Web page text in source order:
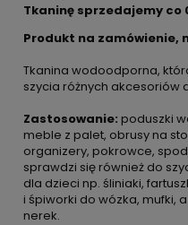
Tkaninę sprzedajemy co
Produkt na zamówienie,
Tkanina wodoodporna,
szycia różnych akcesoriów
Zastosowanie: poduszki
meble z palet, obrusy na
organizery, pokrowce,
sprawdzi się również do
dla dzieci np. śliniaki,
i śpiworki do wózka, mufki,
nerek.